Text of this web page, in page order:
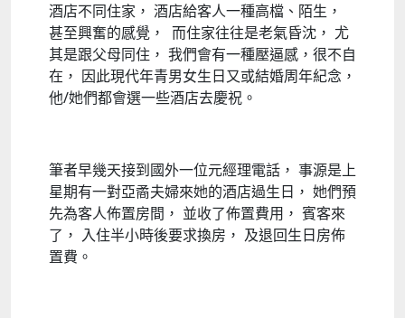
酒店不同住家， 酒店給客人一種高檔、陌生，
甚至興奮的感覺， 而住家往往是老氣昏沈， 尤
其是跟父母同住， 我們會有一種壓逼感，很不自
在， 因此現代年青男女生日又或結婚周年紀念，
他/她們都會選一些酒店去慶祝。
筆者早幾天接到國外一位元經理電話， 事源是上
星期有一對亞矞夫婦來她的酒店過生日， 她們預
先為客人佈置房間， 並收了佈置費用， 賓客來
了， 入住半小時後要求換房， 及退回生日房佈
置費。